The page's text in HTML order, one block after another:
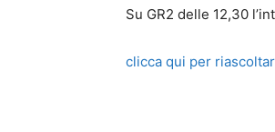
Su GR2 delle 12,30
clicca qui per